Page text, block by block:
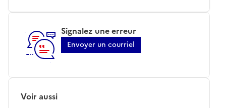
Signalez une erreur
Envoyer un courriel
Voir aussi